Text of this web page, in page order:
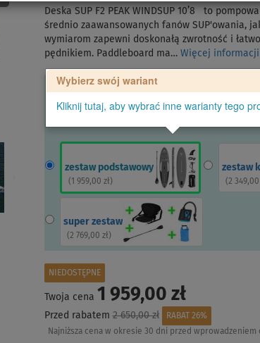
Deska SUP F2 PEAK WINDSUP 10’8 to
średnio zaawansowanych fanów SUP'owania,
wymiarom zapewni doskonałą zwrotność i
pędnikiem. Paddleboard ma… Więcej
Wybierz swój wariant
Kliknij tutaj, aby wybrać inne warianty tego
zestaw podstawowy
( 1 959,00 zł)
zestaw
(2 349,00
super zestaw
(2 769,00 zł)
NIEDOSTĘPNE
Twoja cena 1 959,00 zł
Przed rabatem2 650,00 zł
RABAT 26%
Najniższa cena w okresie 30 dni przed